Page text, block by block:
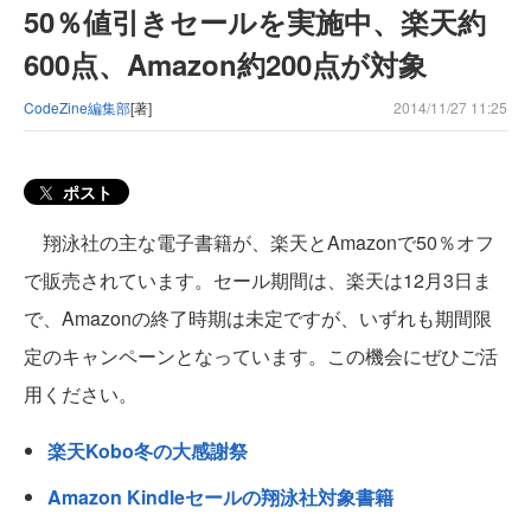
50％値引きセールを実施中、楽天約
600点、Amazon約200点が対象
CodeZine編集部[著] 2014/11/27 11:25
ポスト
翔泳社の主な電子書籍が、楽天とAmazonで50％オフ
で販売されています。セール期間は、楽天は12月3日ま
で、Amazonの終了時期は未定ですが、いずれも期間限
定のキャンペーンとなっています。この機会にぜひご活
用ください。
楽天Kobo冬の大感謝祭
Amazon Kindleセールの翔泳社対象書籍